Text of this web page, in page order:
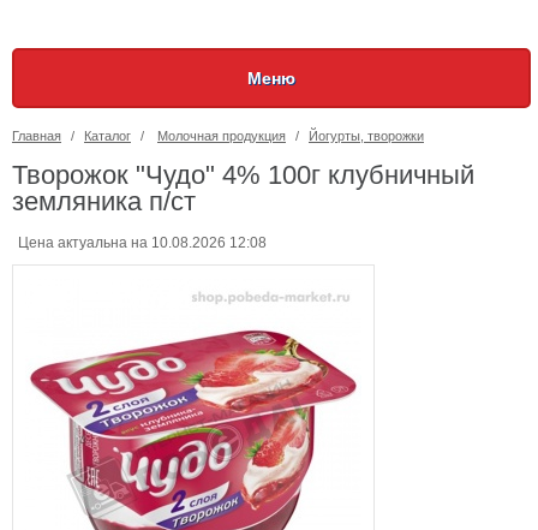
Меню
Главная / Каталог / Молочная продукция / Йогурты, творожки
Творожок "Чудо" 4% 100г клубничный
земляника п/ст
Цена актуальна на 10.08.2026 12:08